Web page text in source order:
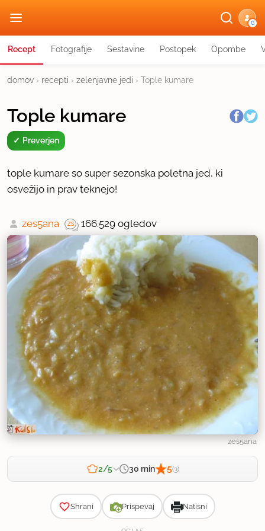
G
Recept Fotografije Sestavine Postopek Opombe
domov › recepti › zelenjavne jedi › Tople kumare
Tople kumare
Preverjen
tople kumare so super sezonska poletna jed, ki
osvežijo in prav teknejo!
zes5ana 166.529 ogledov
zes5ana
2/5 30 min 5(3)
Shrani Prispevaj Natisni